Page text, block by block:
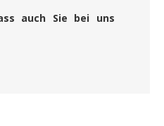
auch Sie bei uns